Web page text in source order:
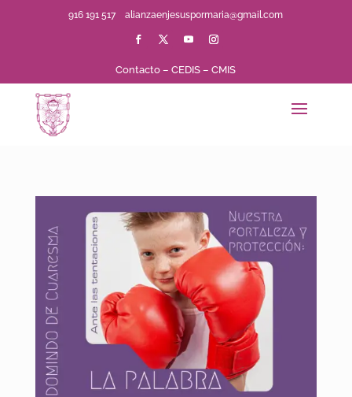
916 191 517alianzaenjesuspormaria@gmail.com
Contacto –CEDIS –CMIS